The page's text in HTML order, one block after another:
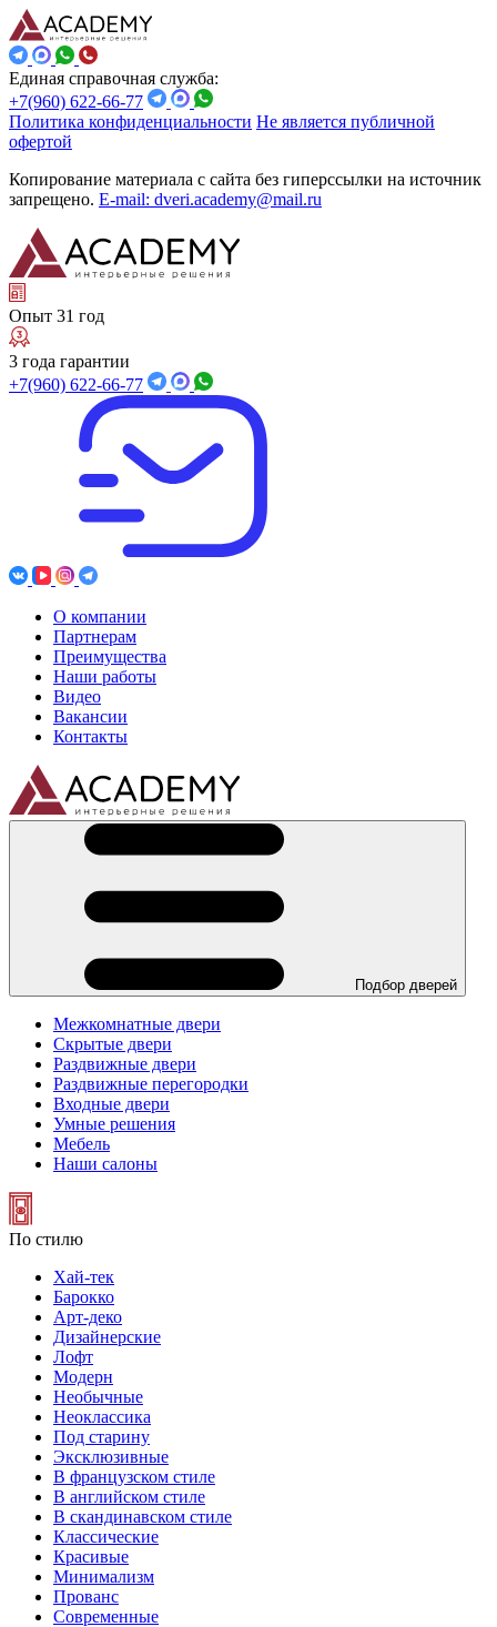
Единая справочная служба:
+7(960) 622-66-77
Политика конфиденциальности Не является публичной
офертой
Копирование материала с сайта без гиперссылки на источник
запрещено. E-mail: dveri.academy@mail.ru
Опыт 31 год
3 года гарантии
+7(960) 622-66-77
О компании
Партнерам
Преимущества
Наши работы
Видео
Вакансии
Контакты
Подбор дверей
Межкомнатные двери
Скрытые двери
Раздвижные двери
Раздвижные перегородки
Входные двери
Умные решения
Мебель
Наши салоны
По стилю
Хай-тек
Барокко
Арт-деко
Дизайнерские
Лофт
Модерн
Необычные
Неоклассика
Под старину
Эксклюзивные
В французском стиле
В английском стиле
В скандинавском стиле
Классические
Красивые
Минимализм
Прованс
Современные